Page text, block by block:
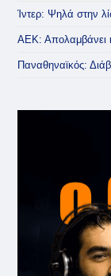
Ίντερ: Ψηλά στην
ΑΕΚ: Απολαμβάνει
Παναθηναϊκός: